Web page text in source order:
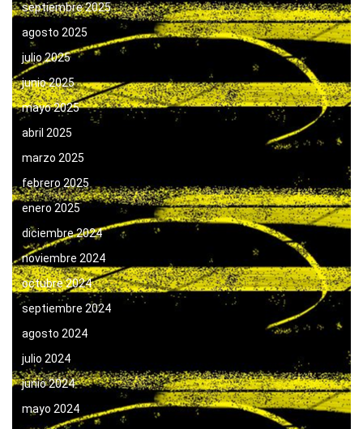
septiembre 2025
agosto 2025
julio 2025
junio 2025
mayo 2025
abril 2025
marzo 2025
febrero 2025
enero 2025
diciembre 2024
noviembre 2024
octubre 2024
septiembre 2024
agosto 2024
julio 2024
junio 2024
mayo 2024